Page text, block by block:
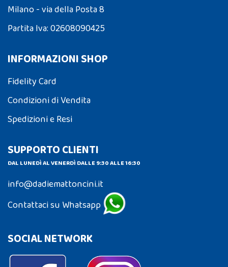
Milano - via della Posta 8
Partita Iva: 02608090425
INFORMAZIONI SHOP
Fidelity Card
Condizioni di Vendita
Spedizioni e Resi
SUPPORTO CLIENTI
DAL LUNEDÌ AL VENERDÌ DALLE 9:30 ALLE 16:30
info@dadiemattoncini.it
Contattaci su Whatsapp
SOCIAL NETWORK